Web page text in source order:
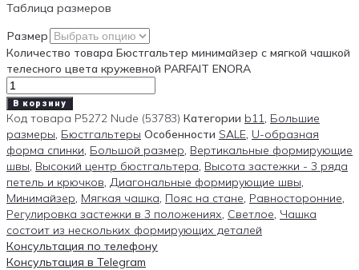
Таблица размеров
Размер
Количество товара Бюстгальтер минимайзер с мягкой чашкой
телесного цвета кружевной PARFAIT ENORA
В корзину
Код товара P5272 Nude (53783) Категории b11, Большие
размеры, Бюстгальтеры Особенности SALE, U-образная
форма спинки, Большой размер, Вертикальные формирующие
швы, Высокий центр бюстгальтера, Высота застежки - 3 ряда
петель и крючков, Диагональные формирующие швы,
Минимайзер, Мягкая чашка, Пояс на стане, Равносторонние,
Регулировка застежки в 3 положениях, Светлое, Чашка
состоит из нескольких формирующих деталей
Консультация по телефону
Консультация в Telegram